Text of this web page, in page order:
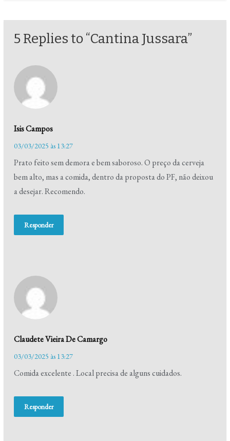
5 Replies to “Cantina Jussara”
Isis Campos
03/03/2025 às 13:27
Prato feito sem demora e bem saboroso. O preço da cerveja
bem alto, mas a comida, dentro da proposta do PF, não deixou
a desejar. Recomendo.
Responder
Claudete Vieira De Camargo
03/03/2025 às 13:27
Comida excelente . Local precisa de alguns cuidados.
Responder